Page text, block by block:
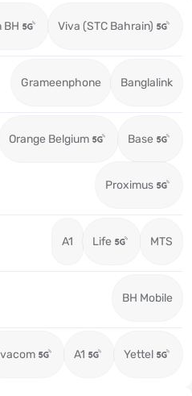
BH Viva (STC Bahrain)
Grameenphone Banglalink
Orange Belgium Base
Proximus
A1 Life MTS
BH Mobile
A1 Yettel